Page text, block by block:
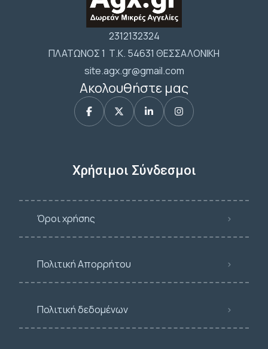
2312132324
ΠΛΑΤΩΝΟΣ 1 Τ.Κ. 54631 ΘΕΣΣΑΛΟΝΙΚΗ
site.agx.gr@gmail.com
Ακολουθήστε μας
Χρήσιμοι Σύνδεσμοι
Όροι χρήσης
Πολιτική Απορρήτου
Πολιτική δεδομένων